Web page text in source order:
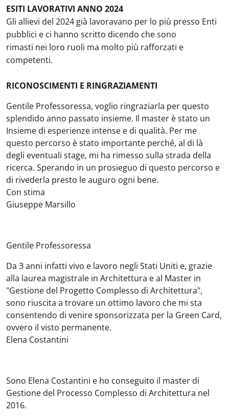
ESITI LAVORATIVI ANNO 2024
Gli allievi del 2024 già lavoravano per lo più presso Enti
pubblici e ci hanno scritto dicendo che sono
rimasti nei loro ruoli ma molto più rafforzati e
competenti.
RICONOSCIMENTI E RINGRAZIAMENTI
Gentile Professoressa, voglio ringraziarla per questo
splendido anno passato insieme. Il master è stato un
Insieme di esperienze intense e di qualità. Per me
questo percorso è stato importante perché, al di là
degli eventuali stage, mi ha rimesso sulla strada della
ricerca. Sperando in un prosieguo di questo percorso e
di rivederla presto le auguro ogni bene.
Con stima
Giuseppe Marsillo
Gentile Professoressa
Da 3 anni infatti vivo e lavoro negli Stati Uniti e, grazie
alla laurea magistrale in Architettura e al Master in
"Gestione del Progetto Complesso di Architettura",
sono riuscita a trovare un ottimo lavoro che mi sta
consentendo di venire sponsorizzata per la Green Card,
ovvero il visto permanente.
Elena Costantini
Sono Elena Costantini e ho conseguito il master di
Gestione del Processo Complesso di Architettura nel
2016.